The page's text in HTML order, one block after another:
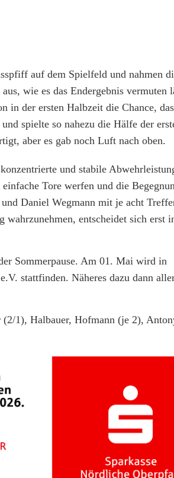
auf dem Spielfeld und nahmen
wie es das Endergebnis vermuten
in der ersten Halbzeit die Chance,
spielte so nahezu die Hälfe der
aber es gab noch Luft nach oben.
und stabile
Tore werfen und die
Daniel Wegmann mit je acht
entscheidet sich erst
Sommerpause. Am 01. Mai wird in
stattfinden. Näheres dazu dann
1), Halbauer, Hofmann (je 2),